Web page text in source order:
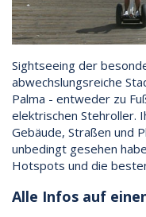
Sightseeing der
abwechslungsreiche
Palma - entweder zu
elektrischen Stehroller.
Gebäude, Straßen und
unbedingt gesehen
Hotspots und die
Alle Infos auf